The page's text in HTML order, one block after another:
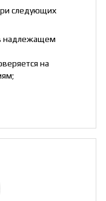
следующих
надлежащем
на